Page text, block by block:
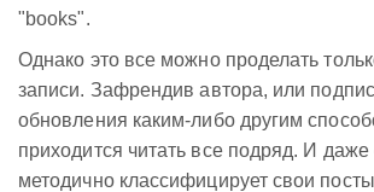
"books".
Однако это все можно проделать
записи. Зафрендив автора, или
обновления каким-либо другим
приходится читать все подряд. И даже
методично классифицирует свои